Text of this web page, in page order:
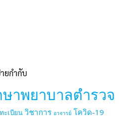
ยกำกับ
าพยาบาลตำรวจ
ะเบียน วิชาการ อาจารย์ โควิด-19